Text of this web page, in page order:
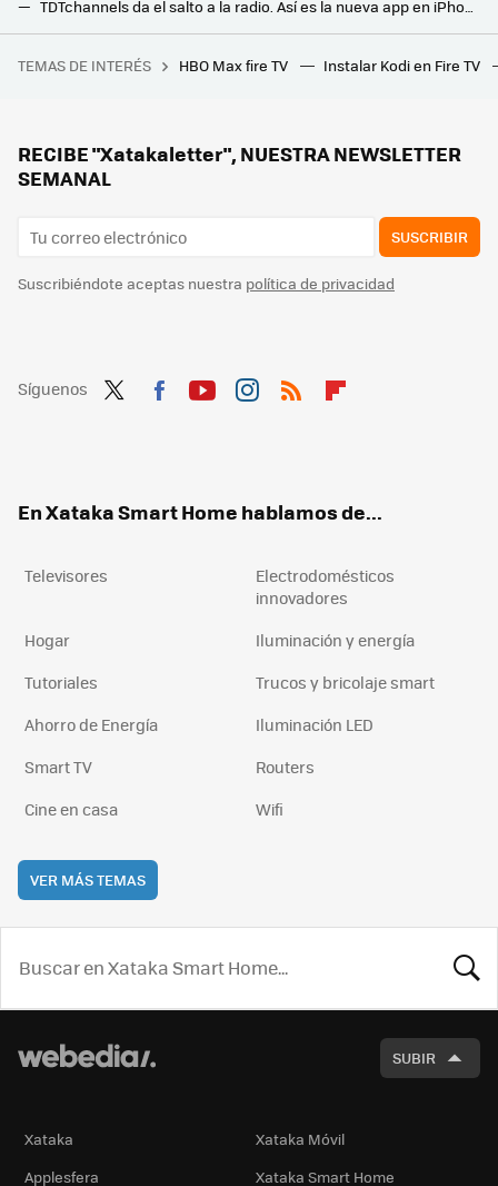
La nueva barra de sonido de Dynaudio quiere conquistar a los amantes del cine en casa: con Dolby Atmos y un tamaño descomunal
Seis plantas perennes con flor de rápido crecimiento que llenarán tu jardín súper rápido
TEMAS DE INTERÉS HBO Max fire TV Instalar Kodi en Fire TV
RECIBE "Xatakaletter", NUESTRA NEWSLETTER
SEMANAL
SUSCRIBIR
Suscribiéndote aceptas nuestra política de privacidad
Síguenos
En Xataka Smart Home hablamos de...
Televisores
Electrodomésticos
innovadores
Hogar
Iluminación y energía
Tutoriales
Trucos y bricolaje smart
Ahorro de Energía
Iluminación LED
Smart TV
Routers
Cine en casa
Wifi
VER MÁS TEMAS
SUBIR
Xataka
Xataka Móvil
Applesfera
Xataka Smart Home